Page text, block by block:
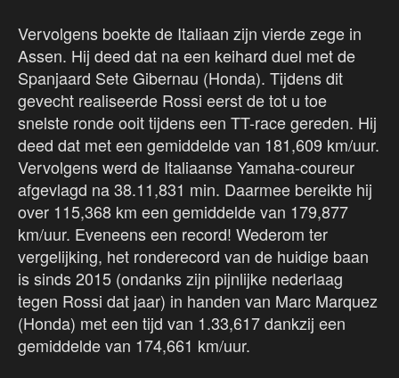
Vervolgens boekte de Italiaan zijn vierde zege in
Assen. Hij deed dat na een keihard duel met de
Spanjaard Sete Gibernau (Honda). Tijdens dit
gevecht realiseerde Rossi eerst de tot u toe
snelste ronde ooit tijdens een TT-race gereden. Hij
deed dat met een gemiddelde van 181,609 km/uur.
Vervolgens werd de Italiaanse Yamaha-coureur
afgevlagd na 38.11,831 min. Daarmee bereikte hij
over 115,368 km een gemiddelde van 179,877
km/uur. Eveneens een record! Wederom ter
vergelijking, het ronderecord van de huidige baan
is sinds 2015 (ondanks zijn pijnlijke nederlaag
tegen Rossi dat jaar) in handen van Marc Marquez
(Honda) met een tijd van 1.33,617 dankzij een
gemiddelde van 174,661 km/uur.